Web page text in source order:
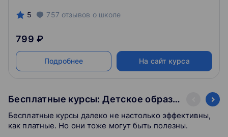
5 757 отзывов о школе
799 ₽
Подробнее На сайт курса
Бесплатные курсы: Детское образование
Бесплатные курсы далеко не настолько эффективны,
как платные. Но они тоже могут быть полезны.